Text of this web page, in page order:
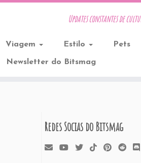
Updates constantes de
Viagem Estilo Pets
Newsletter do Bitsmag
Redes Socias do Bitsmag